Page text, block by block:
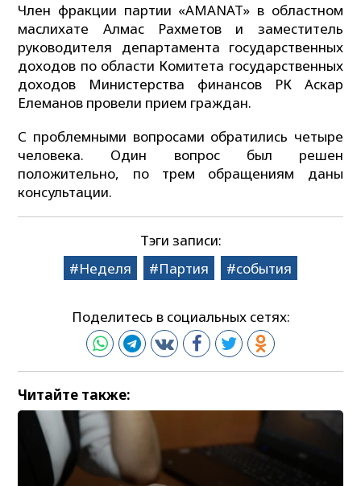
Член фракции партии «AMANAT» в областном
маслихате Алмас Рахметов и заместитель
руководителя департамента государственных
доходов по области Комитета государственных
доходов Министерства финансов РК Аскар
Елеманов провели прием граждан.
С проблемными вопросами обратились четыре
человека. Один вопрос был решен
положительно, по трем обращениям даны
консультации.
Тэги записи:
Неделя
Партия события
Поделитесь в социальных сетях:
Читайте также: